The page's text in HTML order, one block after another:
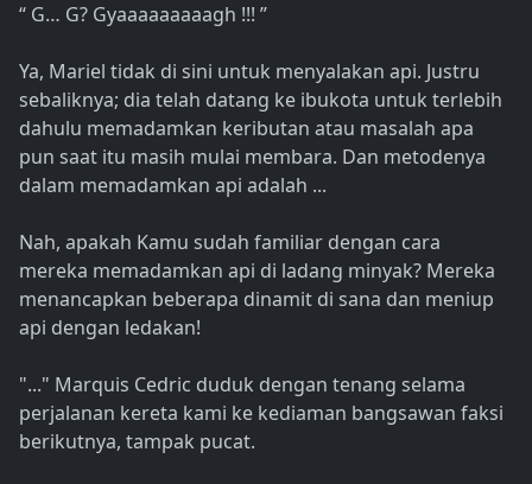
“ G… G? Gyaaaaaaaaagh !!! ”
Ya, Mariel tidak di sini untuk menyalakan api. Justru
sebaliknya; dia telah datang ke ibukota untuk terlebih
dahulu memadamkan keributan atau masalah apa
pun saat itu masih mulai membara. Dan metodenya
dalam memadamkan api adalah ...
Nah, apakah Kamu sudah familiar dengan cara
mereka memadamkan api di ladang minyak? Mereka
menancapkan beberapa dinamit di sana dan meniup
api dengan ledakan!
"..." Marquis Cedric duduk dengan tenang selama
perjalanan kereta kami ke kediaman bangsawan faksi
berikutnya, tampak pucat.